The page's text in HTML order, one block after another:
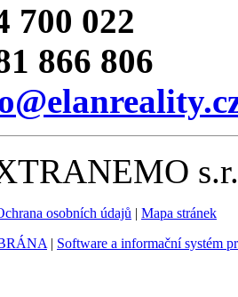
700 022
866 806
osobních údajů | Mapa stránek
| Software a informační systém